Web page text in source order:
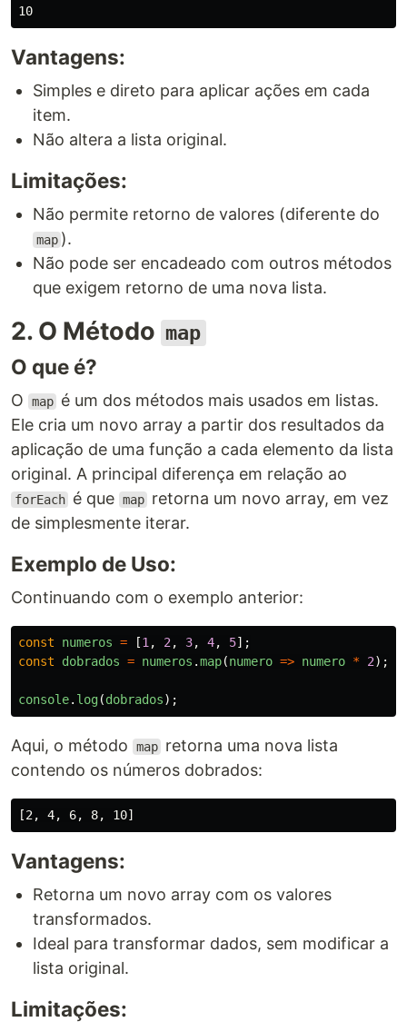
Vantagens:
Simples e direto para aplicar ações em cada
item.
Não altera a lista original.
Limitações:
Não permite retorno de valores (diferente do
map ).
Não pode ser encadeado com outros métodos
que exigem retorno de uma nova lista.
2. O Método map
O que é?
O map é um dos métodos mais usados em listas.
Ele cria um novo array a partir dos resultados da
aplicação de uma função a cada elemento da lista
original. A principal diferença em relação ao
forEach é que map retorna um novo array, em vez
de simplesmente iterar.
Exemplo de Uso:
Continuando com o exemplo anterior:
const numeros = [1 , 2 , 3, 4, 5];
const
dobrados = numeros .map(numero => numero * 2);
console. log(dobrados);
Aqui, o método map retorna uma nova lista
contendo os números dobrados:
Vantagens:
Retorna um novo array com os valores
transformados.
Ideal para transformar dados, sem modificar a
lista original.
Limitações: